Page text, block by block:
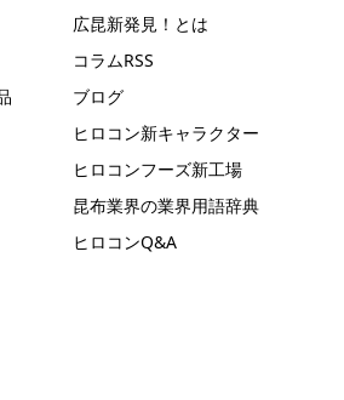
広昆新発見！とは
コラムRSS
ブログ
ヒロコン新キャラクター
ヒロコンフーズ新工場
昆布業界の業界用語辞典
ヒロコンQ&A